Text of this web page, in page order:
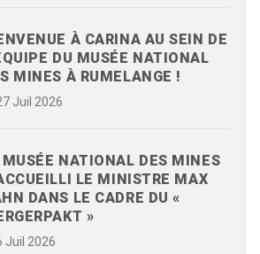
À CARINA AU SEIN DE
DU MUSÉE NATIONAL
MINES À RUMELANGE !
Juil 2026
MUSÉE NATIONAL DES MINES
LE MINISTRE MAX
DANS LE CADRE DU «
»
Juil 2026